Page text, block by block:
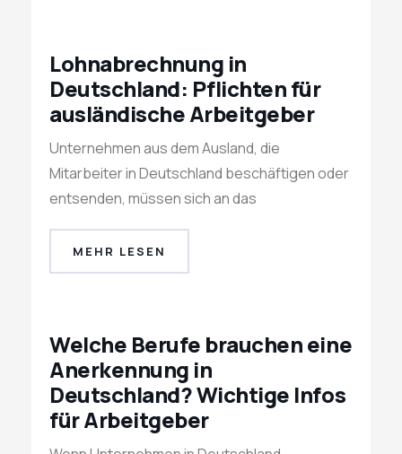
Lohnabrechnung in
Deutschland: Pflichten für
ausländische Arbeitgeber
Unternehmen aus dem Ausland, die
Mitarbeiter in Deutschland beschäftigen oder
entsenden, müssen sich an das
MEHR LESEN
Welche Berufe brauchen eine
Anerkennung in
Deutschland? Wichtige Infos
für Arbeitgeber